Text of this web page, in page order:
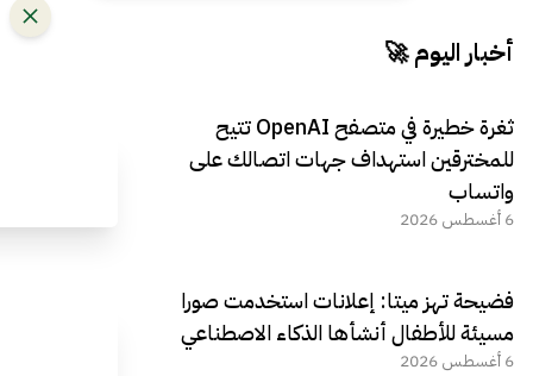
أخبار اليوم 🚀
ثغرة خطيرة في متصفح OpenAI تتيح
للمخترقين استهداف جهات اتصالك على
واتساب
6 أغسطس 2026
فضيحة تهز ميتا: إعلانات استخدمت صورا
مسيئة للأطفال أنشأها الذكاء الاصطناعي
6 أغسطس 2026